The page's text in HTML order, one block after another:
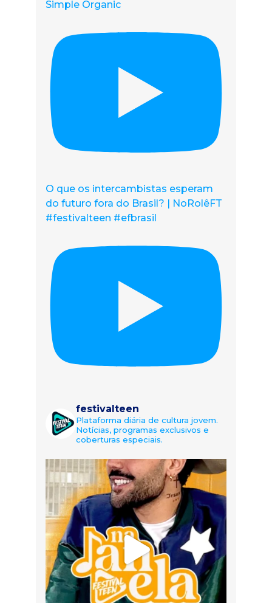
Simple Organic
O que os intercambistas esperam
do futuro fora do Brasil? | NoRolêFT
#festivalteen #efbrasil
festivalteen
Plataforma diária de cultura jovem.
Notícias, programas exclusivos e
coberturas especiais.